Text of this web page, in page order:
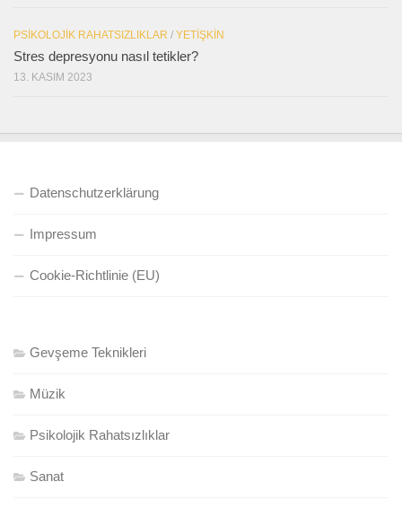
PSIKOLOJIK RAHATSIZLIKLAR / YETIŞKIN
Stres depresyonu nasıl tetikler?
13. KASIM 2023
Datenschutzerklärung
Impressum
Cookie-Richtlinie (EU)
Gevşeme Teknikleri
Müzik
Psikolojik Rahatsızlıklar
Sanat